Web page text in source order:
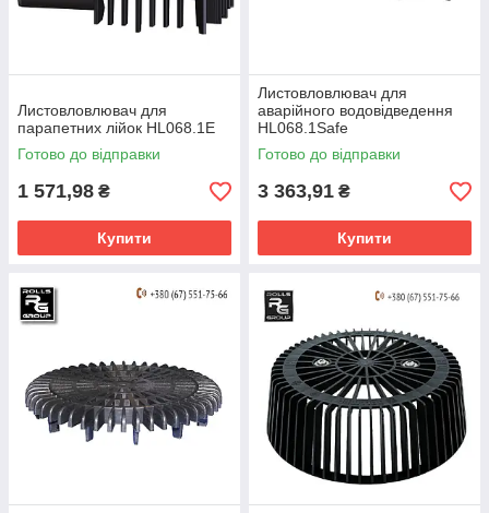
Листовловлювач для
парапетних лійок HL068.1E
Готово до відправки
1 571,98 ₴
Купити
Листовловлювач для
аварійного водовідведення
HL068.1Safe
Готово до відправки
3 363,91 ₴
Купити